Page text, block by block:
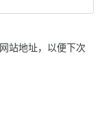
站地址，以便下次